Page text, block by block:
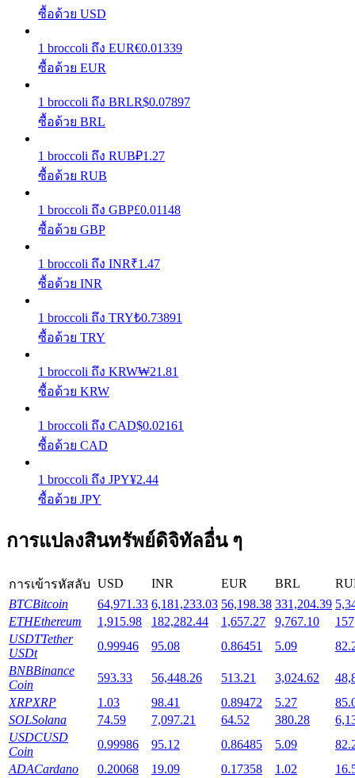
ผลตอบแทนสูงและเข้าถึงได้ทันที
Launchpool
การเซ้งแบบยืดหยุ่นเพื่อรับโทเคนยอดนิยม
การลงทุนพิเศษสำหรับผู้ถือ BTR
ซื้อด้วย USD
1 broccoli ถึง EUR€0.01339
ซื้อด้วย EUR
1 broccoli ถึง BRLR$0.07897
ซื้อด้วย BRL
1 broccoli ถึง RUB₽1.27
ซื้อด้วย RUB
1 broccoli ถึง GBP£0.01148
ซื้อด้วย GBP
1 broccoli ถึง INR₹1.47
ซื้อด้วย INR
1 broccoli ถึง TRY₺0.73891
ซื้อด้วย TRY
1 broccoli ถึง KRW₩21.81
ซื้อด้วย KRW
1 broccoli ถึง CAD$0.02161
ซื้อด้วย CAD
1 broccoli ถึง JPY¥2.44
ซื้อด้วย JPY
การแปลงสินทรัพย์ดิจิทัลอื่น ๆ
การเข้ารหัสลับ USD INR EUR BRL
BTCBitcoin 64,971.33 6,181,233.03 56,198.38 331,204.39
ETHEthereum 1,915.98 182,282.44 1,657.27 9,767.10
USDTTether
USDt
0.99946 95.08 0.86451 5.09
BNBBinance
Coin
593.33 56,448.26 513.21 3,024.62
XRPXRP 1.03 98.41 0.89472 5.27
SOLSolana 74.59 7,097.21 64.52 380.28
USDCUSD
Coin
0.99986 95.12 0.86485 5.09
ADACardano 0.20068 19.09 0.17358 1.02